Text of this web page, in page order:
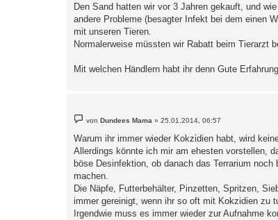
t
r
g
Den Sand hatten wir vor 3 Jahren gekauft, und
andere Probleme (besagter Infekt bei dem einen
mit unseren Tieren.
Normalerweise müssten wir Rabatt beim Tierarzt
Mit welchen Händlern habt ihr denn Gute
e
t
r
g
vonDundees Mama »25.01.2014, 06:57
Warum ihr immer wieder Kokzidien habt, wird
Allerdings könnte ich mir am ehesten vorstellen,
böse Desinfektion, ob danach das Terrarium
machen.
Die Näpfe, Futterbehälter, Pinzetten, Spritzen,
immer gereinigt, wenn ihr so oft mit Kokzidien zu
Irgendwie muss es immer wieder zur Aufnahme